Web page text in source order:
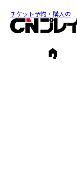
チケット予約・購入の